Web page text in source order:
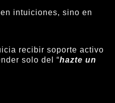
intuiciones, sino en
recibir soporte activo
solo del “hazte un